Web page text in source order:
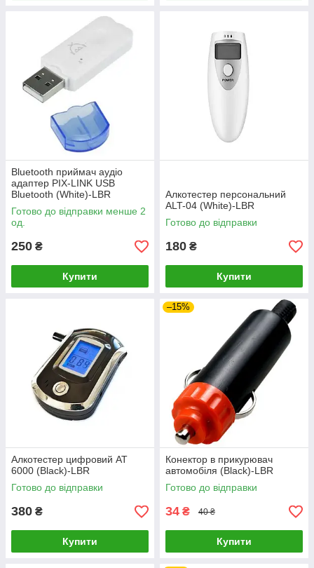
Bluetooth приймач аудіо
адаптер PIX-LINK USB
Bluetooth (White)-LВR
Готово до відправки менше 2
од.
250 ₴
Купити
Алкотестер персональний
ALT-04 (White)-LВR
Готово до відправки
180 ₴
Купити
Алкотестер цифровий AT
6000 (Black)-LВR
Готово до відправки
380 ₴
Купити
–15%
Конектор в прикурювач
автомобіля (Black)-LВR
Готово до відправки
34 ₴ 40 ₴
Купити